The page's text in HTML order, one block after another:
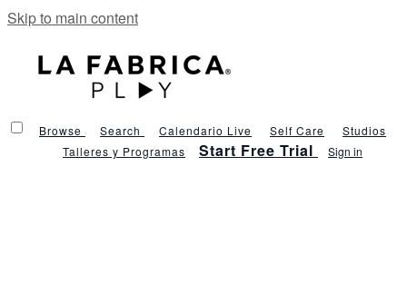
Skip to main content
Browse Search Calendario Live Self Care
Studios
Talleres y Programas
Start Free Trial Sign in